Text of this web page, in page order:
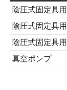
陰圧式固定具
陰圧式固定具
陰圧式固定具
真空ポンプ